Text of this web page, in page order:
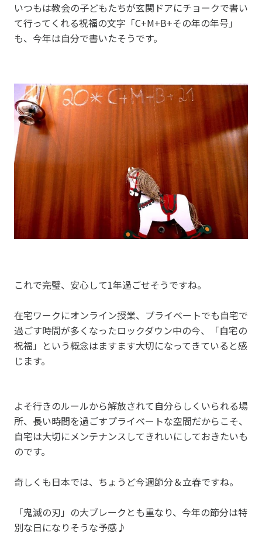
いつもは教会の子どもたちが玄関ドアにチョークで書い
て行ってくれる祝福の文字「C+M+B+その年の年号」
も、今年は自分で書いたそうです。
これで完璧、安心して1年過ごせそうですね。
在宅ワークにオンライン授業、プライベートでも自宅で
過ごす時間が多くなったロックダウン中の今、「自宅の
祝福」という概念はますます大切になってきていると感
じます。
よそ行きのルールから解放されて自分らしくいられる場
所、長い時間を過ごすプライベートな空間だからこそ、
自宅は大切にメンテナンスしてきれいにしておきたいも
のです。
奇しくも日本では、ちょうど今週節分＆立春ですね。
「鬼滅の刃」の大ブレークとも重なり、今年の節分は特
別な日になりそうな予感♪